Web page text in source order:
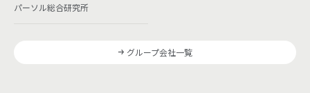
パーソル総合研究所
グループ会社一覧